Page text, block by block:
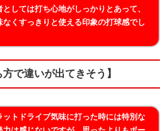
としては打ち心地がしっかりとあって、
なくすっきりと使える印象の打球感でし
で違いが出てきそう】
ットドライブ気味に打った時には特別な